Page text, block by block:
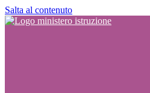
Salta al contenuto